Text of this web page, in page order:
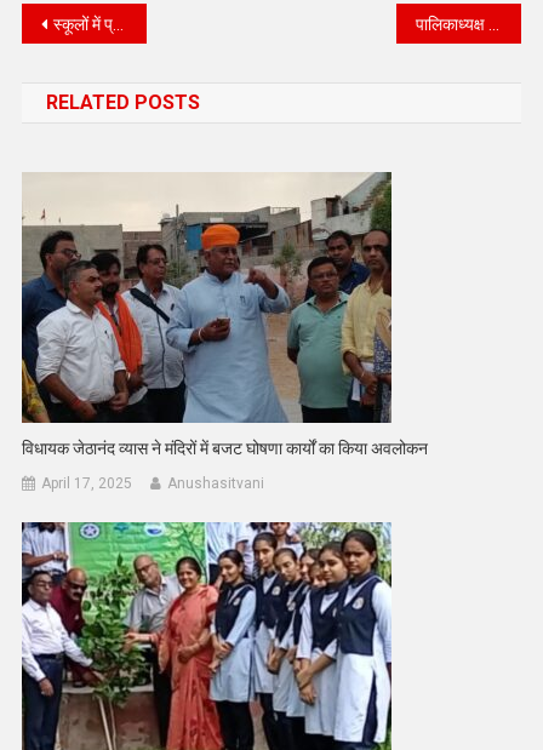
Post
स्कूलों में प्रार्थना सभा के समय सूर्य नमस्कार के पूर्वाभ्यास की तैयारी का लिया जायजा पालिकाध्यक्ष के खिलाफ जांच की मांग
RELATED POSTS
विधायक जेठानंद व्यास ने मंदिरों में बजट घोषणा कार्यों का किया अवलोकन
April 17, 2025 Anushasitvani